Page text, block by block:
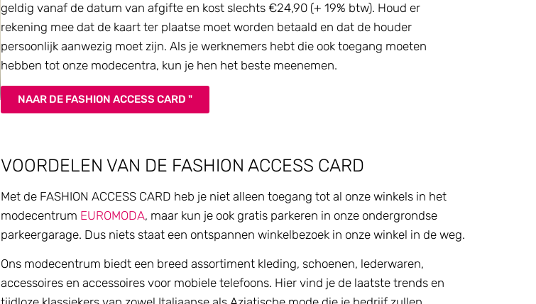
geldig vanaf de datum van afgifte en kost slechts €24,90 (+ 19% btw). Houd er
rekening mee dat de kaart ter plaatse moet worden betaald en dat de houder
persoonlijk aanwezig moet zijn. Als je werknemers hebt die ook toegang moeten
hebben tot onze modecentra, kun je hen het beste meenemen.
NAAR DE FASHION ACCESS CARD "
VOORDELEN VAN DE FASHION ACCESS CARD
Met de FASHION ACCESS CARD heb je niet alleen toegang tot al onze winkels in het
modecentrum EUROMODA, maar kun je ook gratis parkeren in onze ondergrondse
parkeergarage. Dus niets staat een ontspannen winkelbezoek in onze winkel in de weg.
Ons modecentrum biedt een breed assortiment kleding, schoenen, lederwaren,
accessoires en accessoires voor mobiele telefoons. Hier vind je de laatste trends en